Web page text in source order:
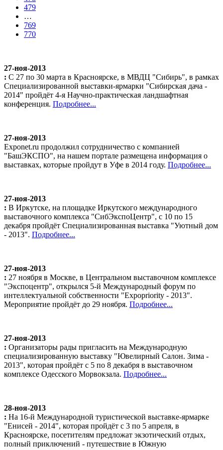
479
…
769
770
27-ноя-2013
: С 27 по 30 марта в Красноярске, в МВДЦ "Сибирь", в рамках
Специализированной выставки-ярмарки "Сибирская дача -
2014" пройдёт 4-я Научно-практическая ландшафтная
конференция. Подробнее...
27-ноя-2013
Exponet.ru продолжил сотрудничество с компанией
"БашЭКСПО", на нашем портале размещена информация о
выставках, которые пройдут в Уфе в 2014 году. Подробнее...
27-ноя-2013
: В Иркутске, на площадке Иркутского международного
выставочного комплекса "СибЭкспоЦентр", с 10 по 15
декабря пройдёт Специализированная выставка "Уютный дом
- 2013". Подробнее...
27-ноя-2013
: 27 ноября в Москве, в Центральном выставочном комплексе
"Экспоцентр", открылся 5-й Международный форум по
интеллектуальной собственности "Expopriority - 2013".
Мероприятие пройдёт до 29 ноября. Подробнее...
27-ноя-2013
: Организаторы рады пригласить на Международную
специализированную выставку "Ювелирный Салон. Зима -
2013", которая пройдёт с 5 по 8 декабря в выставочном
комплексе Одесского Морвокзала. Подробнее...
28-ноя-2013
: На 16-й Международной туристической выставке-ярмарке
"Енисей - 2014", которая пройдёт с 3 по 5 апреля, в
Красноярске, посетителям предложат экзотический отдых,
полный приключений - путешествие в Южную